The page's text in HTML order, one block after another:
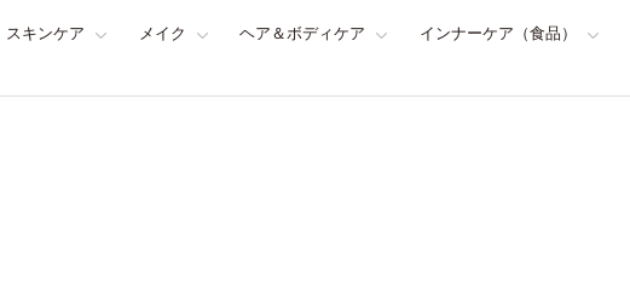
スキンケア メイク ヘア＆ボディケア インナーケア（食品）